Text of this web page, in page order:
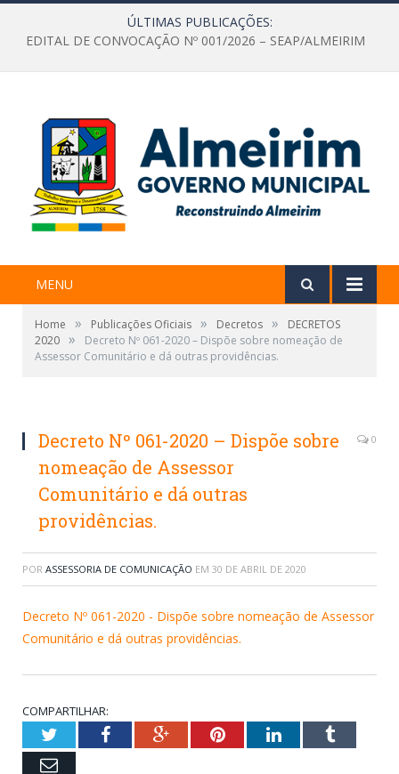
ÚLTIMAS PUBLICAÇÕES:
EDITAL DE CONVOCAÇÃO Nº 001/2026 – SEAP/ALMEIRIM
MENU
Home » Publicações Oficiais » Decretos »
DECRETOS
2020 »
Decreto Nº 061-2020 – Dispõe sobre nomeação de
Assessor Comunitário e dá outras providências.
Decreto Nº 061-2020 – Dispõe sobre
nomeação de Assessor
Comunitário e dá outras
providências.
0
POR ASSESSORIA DE COMUNICAÇÃO EM 30 DE ABRIL DE 2020
Decreto Nº 061-2020 - Dispõe sobre nomeação de Assessor
Comunitário e dá outras providências.
COMPARTILHAR:
TwitterFacebookGoogle+PinterestLinkedInTumblr
Email